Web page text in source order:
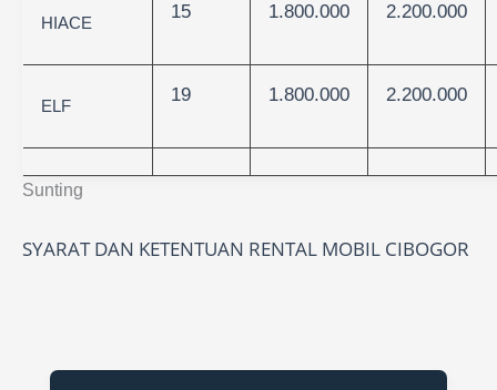
Sunting
HIACE
15 1.800.000 2.200.000
ELF
19 1.800.000 2.200.000
SYARAT DAN KETENTUAN RENTAL MOBIL CIBOGOR